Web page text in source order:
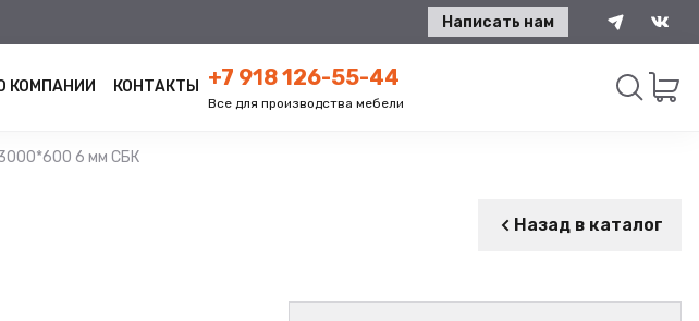
Написать нам
КОМПАНИИ КОНТАКТЫ +7 918 126-55-44
Все для производства мебели
6 мм СБК
Назад в каталог